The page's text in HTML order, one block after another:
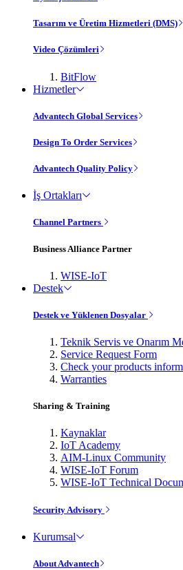
Tasarım ve Üretim Hizmetleri (DMS)
Video Çözümleri
BitFlow
Hizmetler
Advantech Global Services
Design To Order Services
Advantech Quality Policy
İş Ortakları
Channel Partners
Business Alliance Partner
WISE-IoT
Destek
Destek ve Yüklenen Dosyalar
Teknik Servis ve Onarım
Service Request Form
Check your products
Warranties
Sharing & Training
Kaynaklar
IoT Academy
AIM-Linux Community
WISE-IoT Forum
WISE-IoT Technical
Security Advisory
Kurumsal
About Advantech